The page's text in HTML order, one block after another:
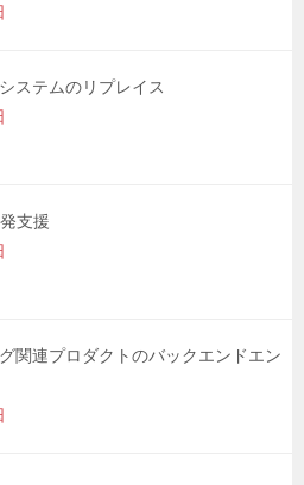
ステムのリプレイス
支援
関連プロダクトのバックエンドエン